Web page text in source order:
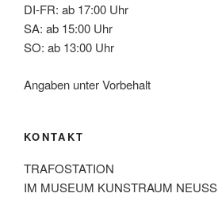
DI-FR: ab 17:00 Uhr
SA: ab 15:00 Uhr
SO: ab 13:00 Uhr
Angaben unter Vorbehalt
KONTAKT
TRAFOSTATION
IM MUSEUM KUNSTRAUM NEUSS